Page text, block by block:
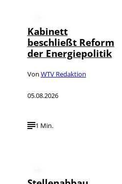
Kabinett
beschließt Reform
der Energiepolitik
Von WTV Redaktion
05.08.2026
1 Min.